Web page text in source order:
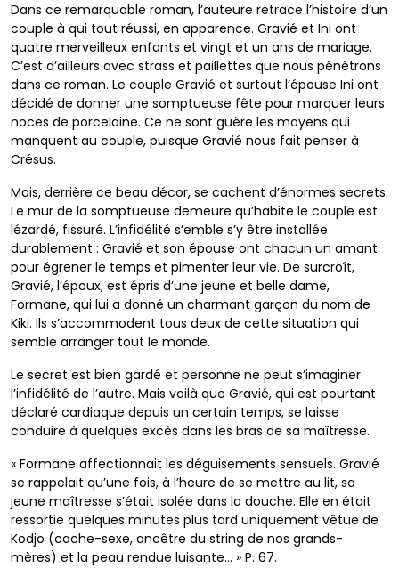
Dans ce remarquable roman, l’auteure retrace l’histoire d’un
couple à qui tout réussi, en apparence. Gravié et Ini ont
quatre merveilleux enfants et vingt et un ans de mariage.
C’est d’ailleurs avec strass et paillettes que nous pénétrons
dans ce roman. Le couple Gravié et surtout l’épouse Ini ont
décidé de donner une somptueuse fête pour marquer leurs
noces de porcelaine. Ce ne sont guère les moyens qui
manquent au couple, puisque Gravié nous fait penser à
Crésus.
Mais, derrière ce beau décor, se cachent d’énormes secrets.
Le mur de la somptueuse demeure qu’habite le couple est
lézardé, fissuré. L’infidélité s’emble s’y être installée
durablement : Gravié et son épouse ont chacun un amant
pour égrener le temps et pimenter leur vie. De surcroît,
Gravié, l’époux, est épris d’une jeune et belle dame,
Formane, qui lui a donné un charmant garçon du nom de
Kiki. Ils s’accommodent tous deux de cette situation qui
semble arranger tout le monde.
Le secret est bien gardé et personne ne peut s’imaginer
l’infidélité de l’autre. Mais voilà que Gravié, qui est pourtant
déclaré cardiaque depuis un certain temps, se laisse
conduire à quelques excès dans les bras de sa maîtresse.
« Formane affectionnait les déguisements sensuels. Gravié
se rappelait qu’une fois, à l’heure de se mettre au lit, sa
jeune maîtresse s’était isolée dans la douche. Elle en était
ressortie quelques minutes plus tard uniquement vêtue de
Kodjo (cache-sexe, ancêtre du string de nos grands-
mères) et la peau rendue luisante… » P. 67.